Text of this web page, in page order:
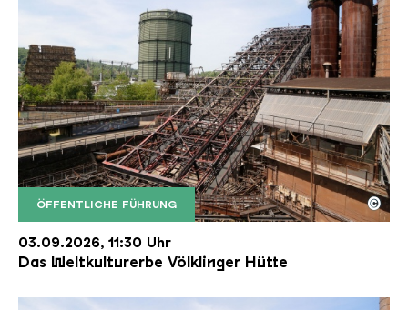
ÖFFENTLICHE FÜHRUNG
Der Erzschrägaufzug der Völklinger Hütte mit
Copyright: Weltkulturerbe Völklinger Hütte | Karl
©
03.09.2026, 11:30 Uhr
Das Weltkulturerbe Völklinger Hütte